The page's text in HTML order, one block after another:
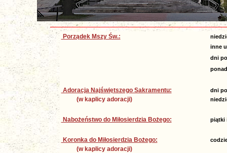
Porządek Mszy Św.:
inne
dni
Adoracja Najświętszego Sakramentu: dni
(w kaplicy adoracji)
Nabożeństwo do Miłosierdzia Bożego: piątki
Koronka do Miłosierdzia Bożego:
(w kaplicy adoracji)